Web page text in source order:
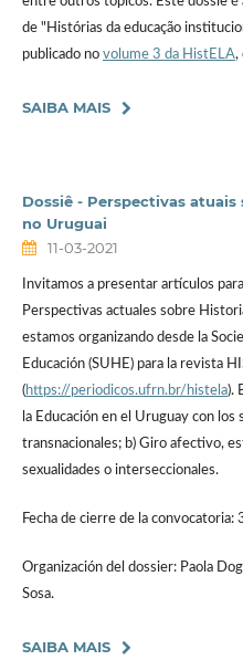
de "Histórias da educação
publicado no volume 3 da HistELA,
SAIBA MAIS
Dossiê - Perspectivas
no Uruguai
11-03-2021
Invitamos a presentar artículos
Perspectivas actuales sobre
estamos organizando desde la
Educación (SUHE) para la revista
(https://periodicos.ufrn.br/histela).
la Educación en el Uruguay con
transnacionales; b) Giro afectivo,
sexualidades o interseccionales.
Fecha de cierre de la
Organización del dossier: Paola
Sosa.
SAIBA MAIS